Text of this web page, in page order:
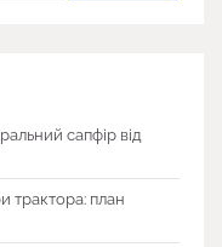
сапфір від
трактора: план